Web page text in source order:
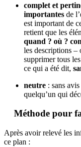
complet et
importantes de
est important de
retient que les
quand ? où ?
les descriptions –
supprimer tous
ce qui a été dit,
neutre : sans
quelqu’un qui
Méthode pour
Après avoir relevé les
ce plan :